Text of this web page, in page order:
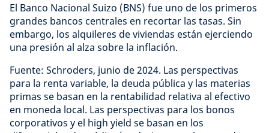
El Banco Nacional Suizo (BNS) fue uno de los primeros
grandes bancos centrales en recortar las tasas. Sin
embargo, los alquileres de viviendas están ejerciendo
una presión al alza sobre la inflación.
Fuente: Schroders, junio de 2024. Las perspectivas
para la renta variable, la deuda pública y las materias
primas se basan en la rentabilidad relativa al efectivo
en moneda local. Las perspectivas para los bonos
corporativos y el high yield se basan en los